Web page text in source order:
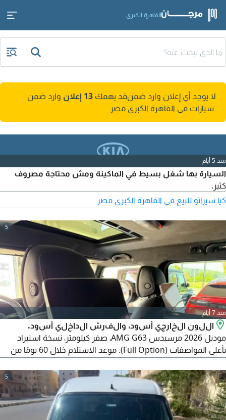
القاهرة الكبرى
لا يوجد أي إعلان وارد ضمنقد يهمك 13 إعلان
وارد ضمن
سيارات في القاهرة الكبرى مصر
منذ 5 أيام
السيارة بها شغل بسيط في الماكينة ومش محتاجة مصروف
كثير.
كيا سيراتو للبيع في القاهرة الكبرى مصر
5
منذ 7 أيام
اللون الخارجي أسود، والفرش الداخلي أسود.
موديل 2026 مرسيدس AMG G63، صفر كيلومتر، نسخة استيراد
بأعلى المواصفات (Full Option). موعد الاستلام خلال 60 يومًا من
وسداد 50% المتبقية عند استلام السيارة. لإتمام التعاقد في حالة
الرغبة في الحجز أو التعاقد، يتم تحديد موعد (Meeting) رسمي داخل
مكتب مستورد السيارة في مصر الجديدة.
5